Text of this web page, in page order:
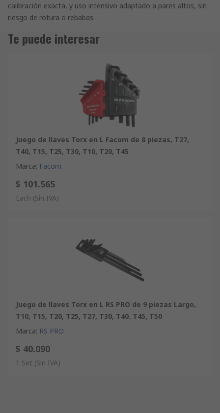
calibración exacta, y uso intensivo adaptado a pares altos, sin
riesgo de rotura o rebabas.
Te puede interesar
Juego de llaves Torx en L Facom de 8 piezas, T27,
T40, T15, T25, T30, T10, T20, T45
Marca: Facom
$ 101.565
Each (Sin IVA)
Juego de llaves Torx en L RS PRO de 9 piezas Largo,
T10, T15, T20, T25, T27, T30, T40. T45, T50
Marca: RS PRO
$ 40.090
1 Set (Sin IVA)